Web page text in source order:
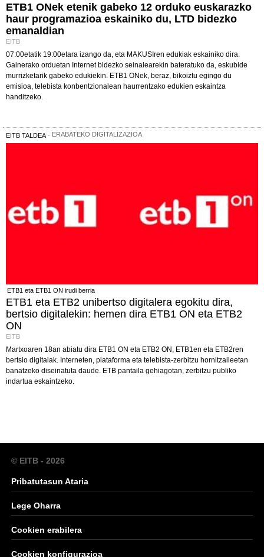
ETB1 ONek etenik gabeko 12 orduko euskarazko
haur programazioa eskainiko du, LTD bidezko
emanaldian
EITB
07:00etatik 19:00etara izango da, eta MAKUSIren edukiak eskainiko dira.
Gainerako orduetan Internet bidezko seinalearekin bateratuko da, eskubide
murrizketarik gabeko edukiekin. ETB1 ONek, beraz, bikoiztu egingo du
emisioa, telebista konbentzionalean haurrentzako edukien eskaintza
handitzeko.
EITB TALDEA ERABATEKO DIGITALIZAZIOA
ETB1 eta ETB1 ON irudi berria
ETB1 eta ETB2 unibertso digitalera egokitu dira,
bertsio digitalekin: hemen dira ETB1 ON eta ETB2
ON
EITB
Martxoaren 18an abiatu dira ETB1 ON eta ETB2 ON, ETB1en eta ETB2ren
bertsio digitalak. Interneten, plataforma eta telebista-zerbitzu hornitzaileetan
banatzeko diseinatuta daude. ETB pantaila gehiagotan, zerbitzu publiko
indartua eskaintzeko.
© EITB - 2026
Pribatutasun Ataria
Lege Oharra
Cookien erabilera
Cookien konfigurazioa